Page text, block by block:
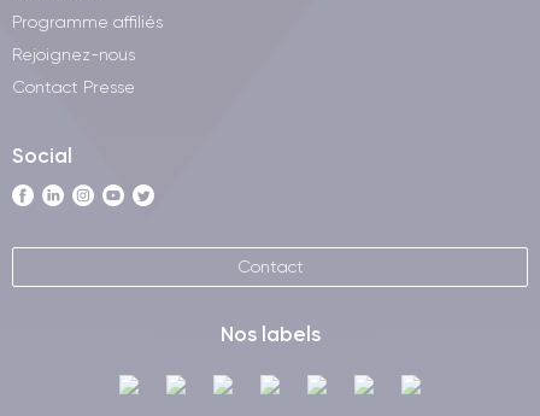
Programme affiliés
Rejoignez-nous
Contact Presse
Social
Contact
Nos labels